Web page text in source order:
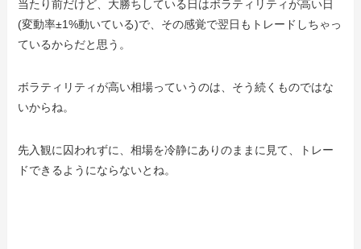
当たり前だけど、大勝ちしている日はボラティリティが高い日
(変動率±1%動いている)で、その感覚で翌日もトレードしちゃっ
ているからだと思う。
ボラティリティが高い相場っていうのは、そう続くものではな
いからね。
先入観に囚われずに、相場を冷静にありのままに見て、トレー
ドできるようにならないとね。